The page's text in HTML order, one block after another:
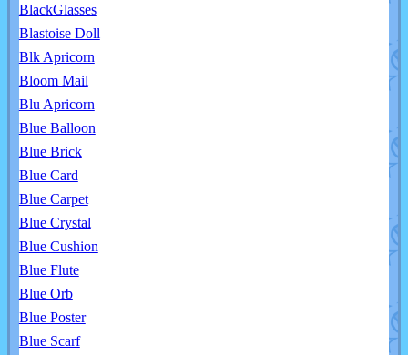
BlackGlasses
Blastoise Doll
Blk Apricorn
Bloom Mail
Blu Apricorn
Blue Balloon
Blue Brick
Blue Card
Blue Carpet
Blue Crystal
Blue Cushion
Blue Flute
Blue Orb
Blue Poster
Blue Scarf